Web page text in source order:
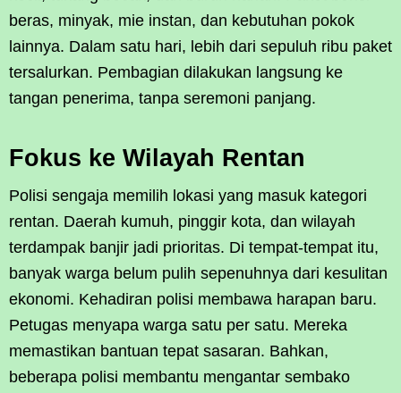
beras, minyak, mie instan, dan kebutuhan pokok
lainnya. Dalam satu hari, lebih dari sepuluh ribu paket
tersalurkan. Pembagian dilakukan langsung ke
tangan penerima, tanpa seremoni panjang.
Fokus ke Wilayah Rentan
Polisi sengaja memilih lokasi yang masuk kategori
rentan. Daerah kumuh, pinggir kota, dan wilayah
terdampak banjir jadi prioritas. Di tempat-tempat itu,
banyak warga belum pulih sepenuhnya dari kesulitan
ekonomi. Kehadiran polisi membawa harapan baru.
Petugas menyapa warga satu per satu. Mereka
memastikan bantuan tepat sasaran. Bahkan,
beberapa polisi membantu mengantar sembako